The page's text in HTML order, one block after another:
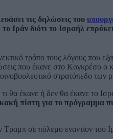
τις δηλώσεις του
Ιράν διότι το Ισραήλ
τρόπο τους λόγους που
που έκανε στο Κογκρέσο ο
στρατόπεδο των
θα έκανε ή δεν θα έκανε το
πίστη για το πρόγραμμα
σε πόλεμο εναντίον του